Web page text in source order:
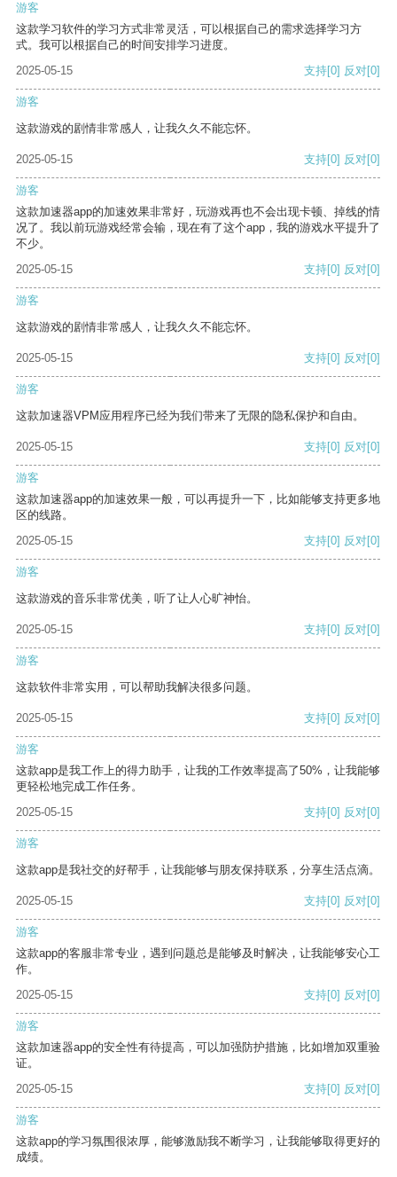
游客
这款学习软件的学习方式非常灵活，可以根据自己的需求选择学习方
式。我可以根据自己的时间安排学习进度。
2025-05-15
支持[0] 反对[0]
游客
这款游戏的剧情非常感人，让我久久不能忘怀。
2025-05-15 支持[0] 反对[0]
游客
这款加速器app的加速效果非常好，玩游戏再也不会出现卡顿、掉线的情
况了。我以前玩游戏经常会输，现在有了这个app，我的游戏水平提升了
不少。
2025-05-15
支持[0] 反对[0]
游客
这款游戏的剧情非常感人，让我久久不能忘怀。
2025-05-15 支持[0] 反对[0]
游客
这款加速器VPM应用程序已经为我们带来了无限的隐私保护和自由。
2025-05-15 支持[0] 反对[0]
游客
这款加速器app的加速效果一般，可以再提升一下，比如能够支持更多地
区的线路。
2025-05-15
支持[0] 反对[0]
游客
这款游戏的音乐非常优美，听了让人心旷神怡。
2025-05-15 支持[0] 反对[0]
游客
这款软件非常实用，可以帮助我解决很多问题。
2025-05-15 支持[0] 反对[0]
游客
这款app是我工作上的得力助手，让我的工作效率提高了50%，让我能够
更轻松地完成工作任务。
2025-05-15
支持[0] 反对[0]
游客
这款app是我社交的好帮手，让我能够与朋友保持联系，分享生活点滴。
2025-05-15 支持[0] 反对[0]
游客
这款app的客服非常专业，遇到问题总是能够及时解决，让我能够安心工
作。
2025-05-15
支持[0] 反对[0]
游客
这款加速器app的安全性有待提高，可以加强防护措施，比如增加双重验
证。
2025-05-15
支持[0] 反对[0]
游客
这款app的学习氛围很浓厚，能够激励我不断学习，让我能够取得更好的
成绩。